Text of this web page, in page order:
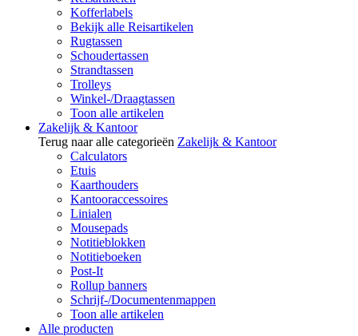
Kofferlabels
Bekijk alle Reisartikelen
Rugtassen
Schoudertassen
Strandtassen
Trolleys
Winkel-/Draagtassen
Toon alle artikelen
Zakelijk & Kantoor
Terug naar alle categorieën Zakelijk & Kantoor
Calculators
Etuis
Kaarthouders
Kantooraccessoires
Linialen
Mousepads
Notitieblokken
Notitieboeken
Post-It
Rollup banners
Schrijf-/Documentenmappen
Toon alle artikelen
Alle producten